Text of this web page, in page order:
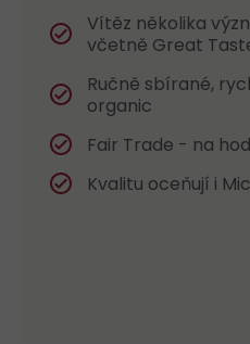
Vítěz několika
včetně Great
Ručně sbírané,
organic
Fair Trade - na
Kvalitu oceňují i